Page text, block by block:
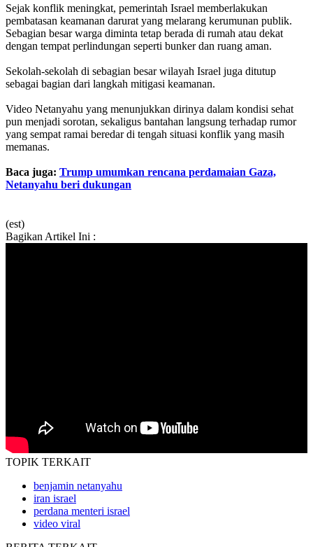
Sejak konflik meningkat, pemerintah Israel memberlakukan
pembatasan keamanan darurat yang melarang kerumunan publik.
Sebagian besar warga diminta tetap berada di rumah atau dekat
dengan tempat perlindungan seperti bunker dan ruang aman.
Sekolah-sekolah di sebagian besar wilayah Israel juga ditutup
sebagai bagian dari langkah mitigasi keamanan.
Video Netanyahu yang menunjukkan dirinya dalam kondisi sehat
pun menjadi sorotan, sekaligus bantahan langsung terhadap rumor
yang sempat ramai beredar di tengah situasi konflik yang masih
memanas.
Baca juga: Trump umumkan rencana perdamaian Gaza,
Netanyahu beri dukungan
(est)
Bagikan Artikel Ini :
TOPIK TERKAIT
benjamin netanyahu
iran israel
perdana menteri israel
video viral